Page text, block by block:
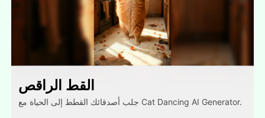
القط الراقص
جلب أصدقائك القطط إلى الحياة مع Cat Dancing AI Generator.